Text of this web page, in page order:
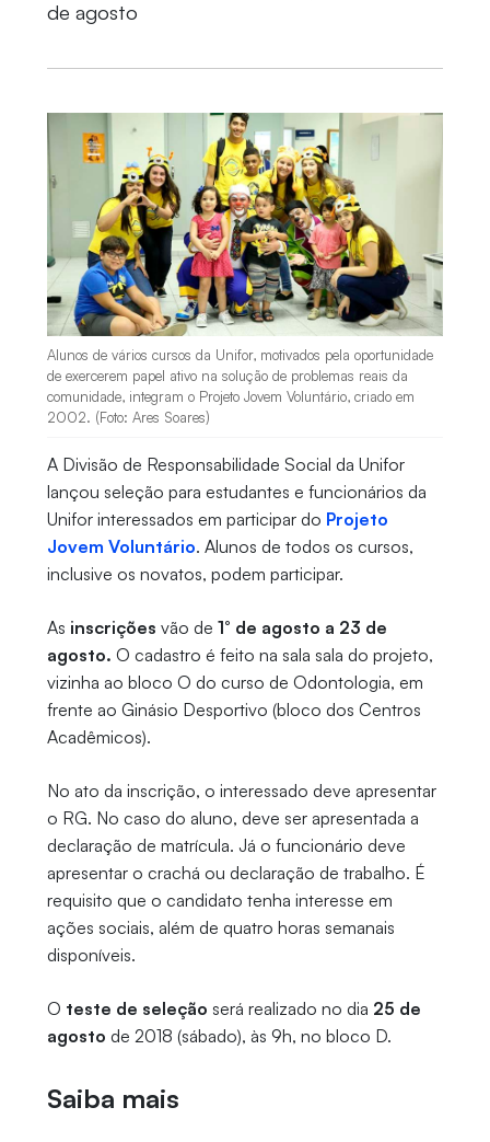
de agosto
Alunos de vários cursos da Unifor, motivados pela oportunidade
de exercerem papel ativo na solução de problemas reais da
comunidade, integram o Projeto Jovem Voluntário, criado em
2002. (Foto: Ares Soares)
A Divisão de Responsabilidade Social da Unifor
lançou seleção para estudantes e funcionários da
Unifor interessados em participar do Projeto
Jovem Voluntário. Alunos de todos os cursos,
inclusive os novatos, podem participar.
As inscrições vão de 1° de agosto a 23 de
agosto. O cadastro é feito na sala sala do projeto,
vizinha ao bloco O do curso de Odontologia, em
frente ao Ginásio Desportivo (bloco dos Centros
Acadêmicos).
No ato da inscrição, o interessado deve apresentar
o RG. No caso do aluno, deve ser apresentada a
declaração de matrícula. Já o funcionário deve
apresentar o crachá ou declaração de trabalho. É
requisito que o candidato tenha interesse em
ações sociais, além de quatro horas semanais
disponíveis.
O teste de seleção será realizado no dia 25 de
agosto de 2018 (sábado), às 9h, no bloco D.
Saiba mais